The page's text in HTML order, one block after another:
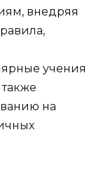
внедряя
учения
на